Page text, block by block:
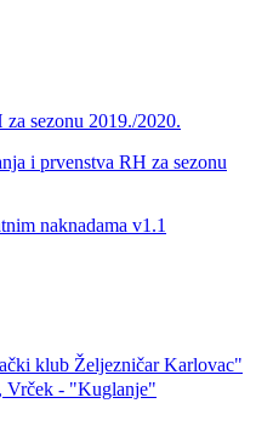
sezonu 2019./2020.
i prvenstva RH za sezonu
naknadama v1.1
klub Željezničar Karlovac"
Vrček - "Kuglanje"